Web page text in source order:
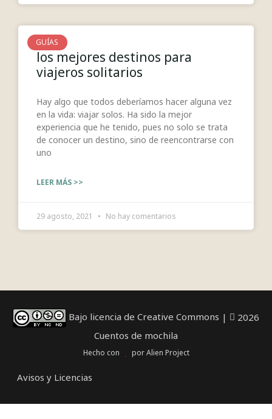
GUÍAS
los mejores destinos para
viajeros solitarios
Hay algo que todos deberíamos hacer alguna vez
en la vida: viajar solos. Ha sido la mejor
experiencia que he tenido, pues no solo se trata
de conocer un destino, sino de reencontrarse con
uno
LEER MÁS >>
29 agosto, 2021 No hay comentarios
Bajo licencia de Creative Commons |
2026
Cuentos de mochila
Hecho con porAlien Project
Avisos y Licencias